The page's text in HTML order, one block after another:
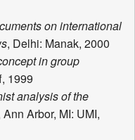
on international
, Delhi: Manak, 2000
in group
1999
analysis of the
Ann Arbor, MI: UMI,